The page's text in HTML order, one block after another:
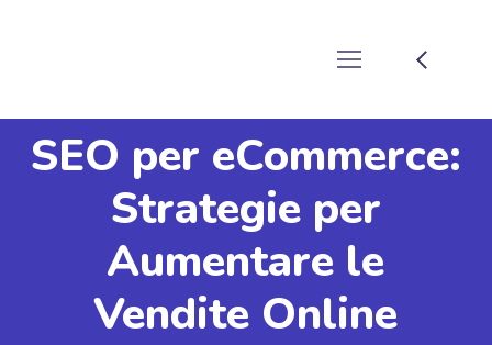
SEO per eCommerce:
Strategie per
Aumentare le
Vendite Online